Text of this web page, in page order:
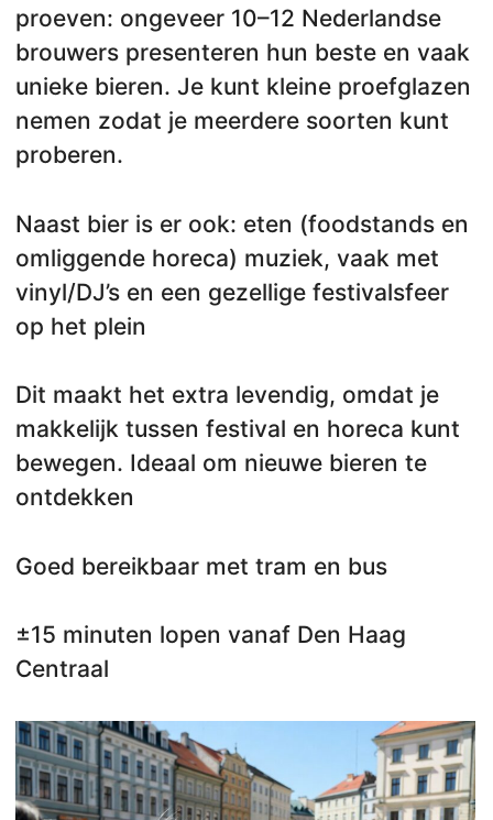
proeven: ongeveer 10–12 Nederlandse
brouwers presenteren hun beste en vaak
unieke bieren. Je kunt kleine proefglazen
nemen zodat je meerdere soorten kunt
proberen.
Naast bier is er ook: eten (foodstands en
omliggende horeca) muziek, vaak met
vinyl/DJ’s en een gezellige festivalsfeer
op het plein
Dit maakt het extra levendig, omdat je
makkelijk tussen festival en horeca kunt
bewegen. Ideaal om nieuwe bieren te
ontdekken
Goed bereikbaar met tram en bus
±15 minuten lopen vanaf Den Haag
Centraal